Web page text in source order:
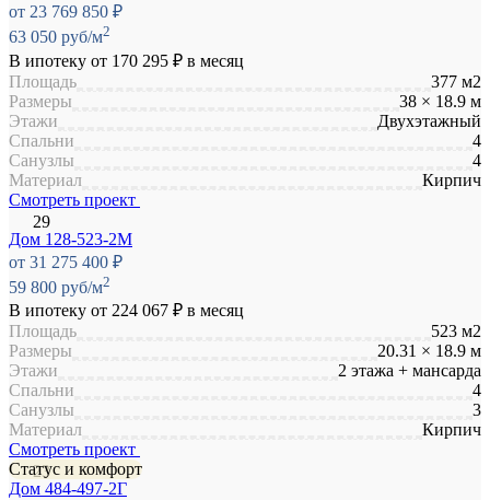
от 23 769 850 ₽
63 050 руб/м2
В ипотеку от 170 295 ₽ в месяц
Площадь
377 м2
Размеры
38 × 18.9 м
Этажи
Двухэтажный
Спальни
4
Санузлы
4
Материал
Кирпич
Смотреть проект
Дом 128-523-2М
от 31 275 400 ₽
59 800 руб/м2
В ипотеку от 224 067 ₽ в месяц
Площадь
523 м2
Размеры
20.31 × 18.9 м
Этажи
2 этажа + мансарда
Спальни
4
Санузлы
3
Материал
Кирпич
Смотреть проект
Статус и комфорт
Дом 484-497-2Г